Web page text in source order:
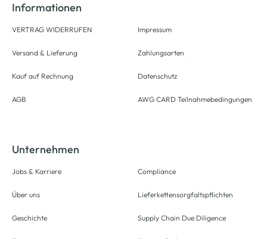
Informationen
VERTRAG WIDERRUFEN
Versand & Lieferung
Kauf auf Rechnung
AGB
Impressum
Zahlungsarten
Datenschutz
AWG CARD Teilnahmebedingungen
Unternehmen
Jobs & Karriere
Über uns
Geschichte
Compliance
Lieferkettensorgfaltspflichten
Supply Chain Due Diligence